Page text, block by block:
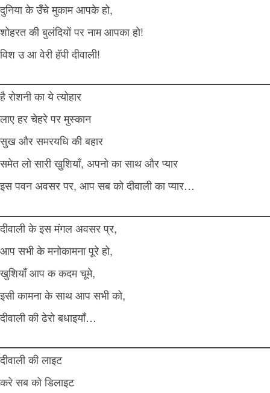
दुनिया के उँचे मुकाम आपके हो,
शोहरत की बुलंदियों पर नाम आपका हो!
विश उ आ वेरी हॅपी दीवाली!
है रोशनी का ये त्योहार
लाए हर चेहरे पर मुस्कान
सुख और समरयधि की बहार
समेत लो सारी खुशियाँ, अपनो का साथ और प्यार
इस पवन अवसर पर, आप सब को दीवाली का प्यार…
दीवाली के इस मंगल अवसर प्र,
आप सभी के मनोकामना पूरे हो,
खुशियाँ आप क कदम चूमे,
इसी कामना के साथ आप सभी को,
दीवाली की ढेरो बधाइयाँ…
दीवाली की लाइट
करे सब को डिलाइट